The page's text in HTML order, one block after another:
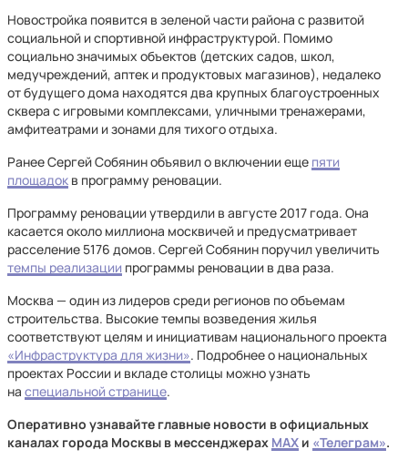
Новостройка появится в зеленой части района с развитой
социальной и спортивной инфраструктурой. Помимо
социально значимых объектов (детских садов, школ,
медучреждений, аптек и продуктовых магазинов), недалеко
от будущего дома находятся два крупных благоустроенных
сквера с игровыми комплексами, уличными тренажерами,
амфитеатрами и зонами для тихого отдыха.
Ранее Сергей Собянин объявил о включении еще пяти
площадок в программу реновации.
Программу реновации утвердили в августе 2017 года. Она
касается около миллиона москвичей и предусматривает
расселение 5176 домов. Сергей Собянин поручил увеличить
темпы реализации программы реновации в два раза.
Москва — один из лидеров среди регионов по объемам
строительства. Высокие темпы возведения жилья
соответствуют целям и инициативам национального проекта
«Инфраструктура для жизни». Подробнее о национальных
проектах России и вкладе столицы можно узнать
на специальной странице.
Оперативно узнавайте главные новости в официальных
каналах города Москвы в мессенджерах MAX и «Телеграм».